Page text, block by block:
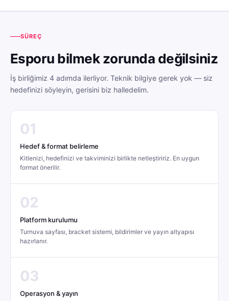
SÜREÇ
Esporu bilmek zorunda değilsiniz
İş birliğimiz 4 adımda ilerliyor. Teknik bilgiye gerek yok — siz
hedefinizi söyleyin, gerisini biz halledelim.
01
Hedef & format belirleme
Kitlenizi, hedefinizi ve takviminizi birlikte netleştiririz. En uygun
format önerilir.
02
Platform kurulumu
Turnuva sayfası, bracket sistemi, bildirimler ve yayın altyapısı
hazırlanır.
03
Operasyon & yayın